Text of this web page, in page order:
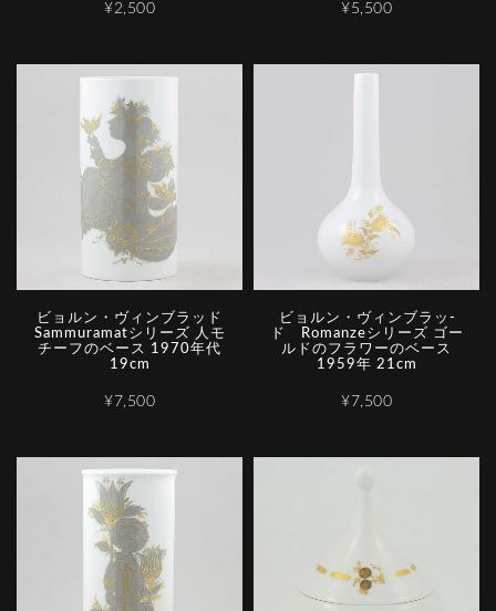
¥2,500 ¥5,500
ビョルン・ヴィンブラッド
Sammuramatシリーズ 人モ
チーフのベース 1970年代
19cm
¥7,500
ビ­ョ­ル­ン­・­ヴ­ィ­ン­ブ­ラ­ッ­
ド­ ­R­o­m­a­n­z­e­シ­リ­ー­ズ ゴー
ルドのフラワーのベース
1959年 21cm
¥7,500